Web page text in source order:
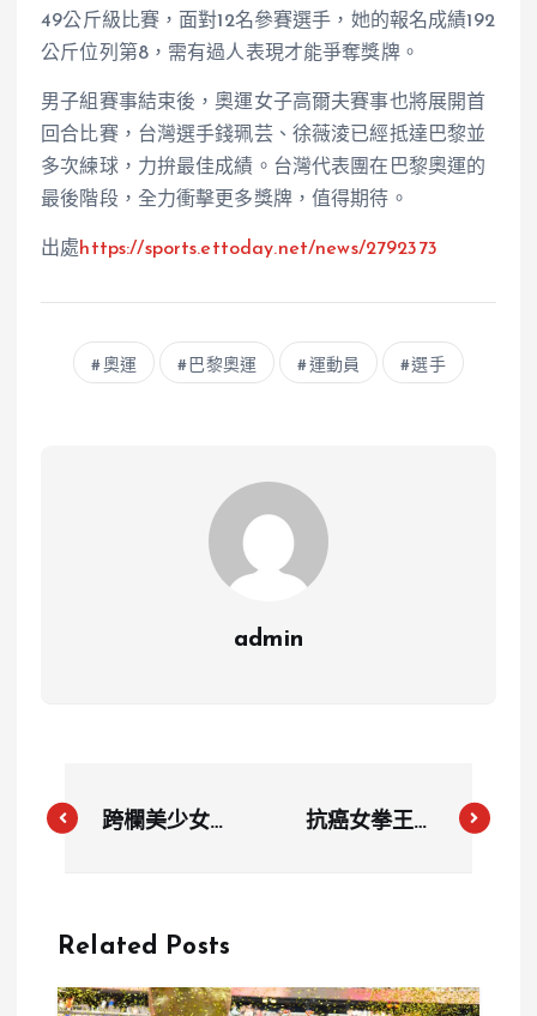
49公斤級比賽，面對12名參賽選手，她的報名成績192
公斤位列第8，需有過人表現才能爭奪獎牌。
男子組賽事結束後，奧運女子高爾夫賽事也將展開首
回合比賽，台灣選手錢珮芸、徐薇淩已經抵達巴黎並
多次練球，力拚最佳成績。台灣代表團在巴黎奧運的
最後階段，全力衝擊更多獎牌，值得期待。
出處https://sports.ettoday.net/news/2792373
奧運 巴黎奧運 運動員 選手
admin
跨欄美少女張
台灣田徑界新
抗癌女拳王陳
Related Posts